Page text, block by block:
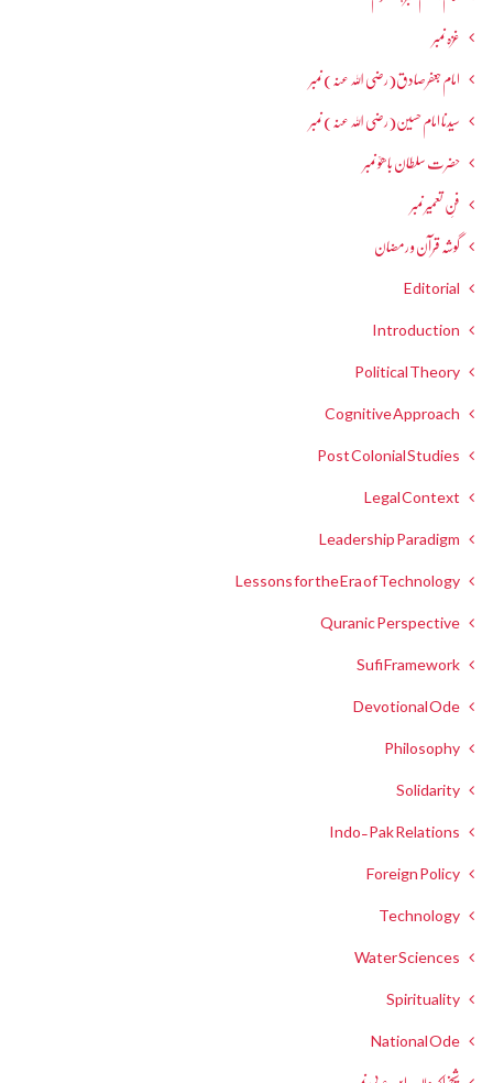
غزہ نمبر
امام جعفرصادق(رضی اللہ عنہ) نمبر
سیدنا امام حسین(رضی اللہ عنہ) نمبر
حضرت سلطان باھوؒ نمبر
فنِ تعمیر نمبر
گوشہ قرآن و رمضان
Editorial
Introduction
Political Theory
Cognitive Approach
Post Colonial Studies
Legal Context
Leadership Paradigm
Lessons for the Era of Technology
Quranic Perspective
Sufi Framework
Devotional Ode
Philosophy
Solidarity
Indo-Pak Relations
Foreign Policy
Technology
Water Sciences
Spirituality
National Ode